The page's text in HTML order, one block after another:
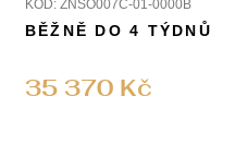
KÓD: ZNSO007C-01-0000B
35 370 Kč
BĚŽNĚ DO 4 TÝDNŮ